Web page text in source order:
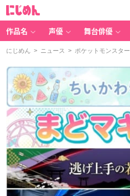
作品名 声優 舞台俳優
にじめん > ニュース > ポケットモンスター